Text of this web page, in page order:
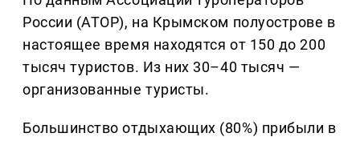
России (АТОР), на Крымском полуострове в
настоящее время находятся от 150 до 200
тысяч туристов. Из них 30–40 тысяч —
организованные туристы.
Большинство отдыхающих (80%) прибыли в